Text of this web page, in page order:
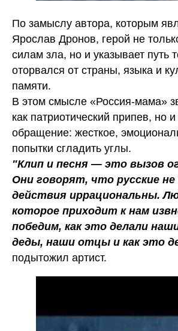
По замыслу автора, которым
Ярослав Дронов, герой не
силам зла, но и указывает путь
оторвался от страны, языка и
памяти.
В этом смысле «Россия-мама»
как патриотический припев, но и
обращение: жесткое,
попытки сгладить углы.
"Клип и песня — это вызов
Они говорят, что русские
действия иррациональны.
которое приходит к нам
победим, как это делали
деды, наши отцы и как это
подытожил артист.